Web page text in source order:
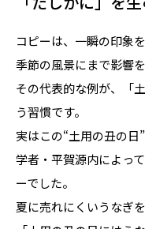
コピーは、一瞬の印象
季節の風景にまで影響
その代表的な例が、「
う習慣です。
実はこの“土用の丑の
学者・平賀源内によっ
ーでした。
夏に売れにくいうなぎ